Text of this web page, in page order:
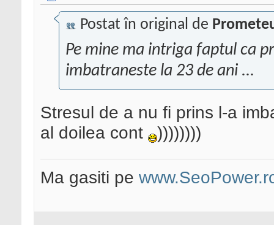
Postat în original de
Pe mine ma intriga faptul ca
imbatraneste la 23 de ani ...
Stresul de a nu fi prins l-a
al doilea cont
))))))))
Ma gasiti pe